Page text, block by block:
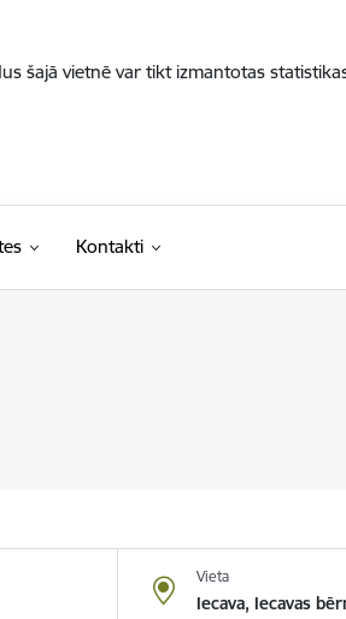
šajā vietnē var tikt izmantotas
Kontakti
Vieta
Iecava, Iecavas